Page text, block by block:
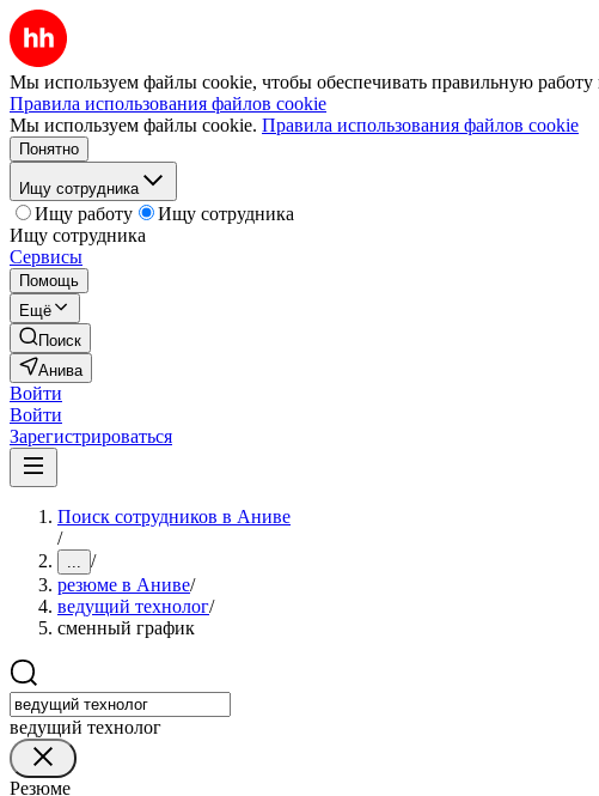
Мы используем файлы cookie, чтобы обеспечивать правильную работу
Правила использования файлов cookie
Мы используем файлы cookie. Правила использования файлов cookie
Понятно
Ищу сотрудника
Ищу работу
Ищу сотрудника
Ищу сотрудника
Сервисы
Помощь
Ещё
Поиск
Анива
Войти
Войти
Зарегистрироваться
Поиск сотрудников в Аниве
/
... /
резюме в Аниве/
ведущий технолог/
сменный график
ведущий технолог
Резюме